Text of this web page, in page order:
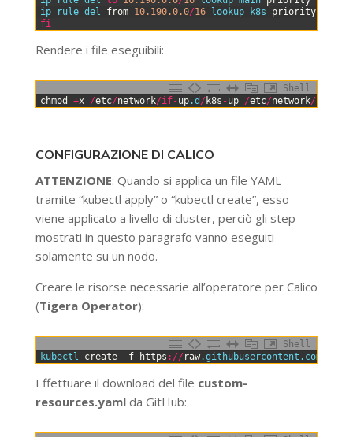
ip
rule del from 10.190.0.0/16 lookup k8s priority
fi
Rendere i file eseguibili:
Shell
chmod +x /etc/network/if-up.d / k8s -up /etc/network/
CONFIGURAZIONE DI CALICO
ATTENZIONE: Quando si applica un file YAML
tramite “kubectl apply” o “kubectl create”, esso
viene applicato a livello di cluster, perciò gli step
mostrati in questo paragrafo vanno eseguiti
solamente su un nodo.
Creare le risorse necessarie all’operatore per Calico
(Tigera Operator):
Shell
kubectl create -f https : // raw.githubusercontent .com
Effettuare il download del file custom-
resources.yamlda GitHub: